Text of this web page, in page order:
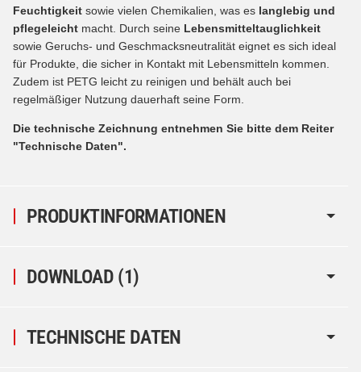
PRODUKTINFORMATIONEN
Feuchtigkeit sowie vielen Chemikalien, was es langlebig und
pflegeleicht macht. Durch seine Lebensmitteltauglichkeit
sowie Geruchs- und Geschmacksneutralität eignet es sich ideal
für Produkte, die sicher in Kontakt mit Lebensmitteln kommen.
Zudem ist PETG leicht zu reinigen und behält auch bei
regelmäßiger Nutzung dauerhaft seine Form.
Die technische Zeichnung entnehmen Sie bitte dem Reiter
"Technische Daten".
DOWNLOAD (1)
TECHNISCHE DATEN